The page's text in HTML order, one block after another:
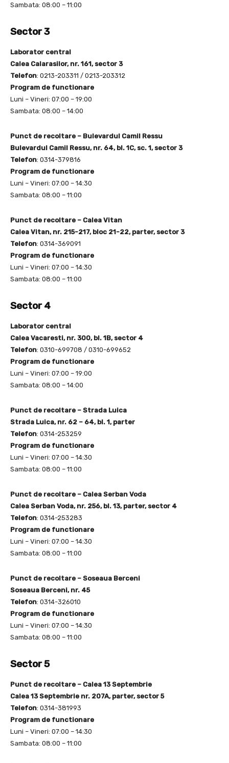
Sambata: 08:00 – 11:00
Sector 3
Laborator central
Calea Calarasilor, nr. 161, sector 3
Telefon: 0213-203311 / 0213-203312
Program de functionare
Luni – Vineri: 07:00 – 19:00
Sambata: 08:00 – 14:00
Punct de recoltare – Bulevardul Camil Ressu
Bulevardul Camil Ressu, nr. 64, bl. 1C, sc. 1, sector 3
Telefon: 0314-379816
Program de functionare
Luni – Vineri: 07:00 – 14:30
Sambata: 08:00 – 11:00
Punct de recoltare – Calea Vitan
Calea Vitan, nr. 215-217, bloc 21-22, parter, sector 3
Telefon: 0314-369091
Program de functionare
Luni – Vineri: 07:00 – 14:30
Sambata: 08:00 – 11:00
Sector 4
Laborator central
Calea Vacaresti, nr. 300, bl. 1B, sector 4
Telefon: 0310-699708 / 0310-699652
Program de functionare
Luni – Vineri: 07:00 – 19:00
Sambata: 08:00 – 14:00
Punct de recoltare – Strada Luica
Strada Luica, nr. 62 – 64, bl. 1, parter
Telefon: 0314-253259
Program de functionare
Luni – Vineri: 07:00 – 14:30
Sambata: 08:00 – 11:00
Punct de recoltare – Calea Serban Voda
Calea Serban Voda, nr. 256, bl. 13, parter, sector 4
Telefon: 0314-253283
Program de functionare
Luni – Vineri: 07:00 – 14:30
Sambata: 08:00 – 11:00
Punct de recoltare – Soseaua Berceni
Soseaua Berceni, nr. 45
Telefon: 0314-326010
Program de functionare
Luni – Vineri: 07:00 – 14:30
Sambata: 08:00 – 11:00
Sector 5
Punct de recoltare – Calea 13 Septembrie
Calea 13 Septembrie nr. 207A, parter, sector 5
Telefon: 0314-381993
Program de functionare
Luni – Vineri: 07:00 – 14:30
Sambata: 08:00 – 11:00